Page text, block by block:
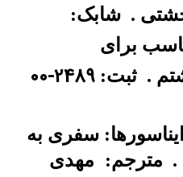
. شابک:
برای
. ثبت:00-2489
سفری به
مهدی